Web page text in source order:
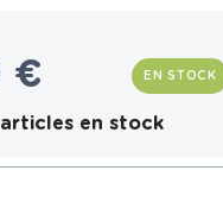
€ EN STOCK
en stock